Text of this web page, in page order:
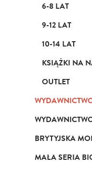
6-8 LAT
9-12 LAT
10-14 LAT
KSIĄŻKI NA
OUTLET
BRYTYJSKA
MAŁA SERIA